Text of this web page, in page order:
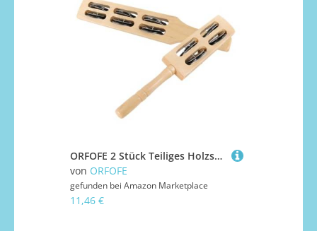
ORFOFE 2 Stück Teiliges Holzschellen Edelstahlklingeln Musikalisches Kinderspielzeug für Kleinkinder Vielseitige Handglocken und Rasseln Musikverständnis und Koordination
von ORFOFE
gefunden bei Amazon Marketplace
11,46 €